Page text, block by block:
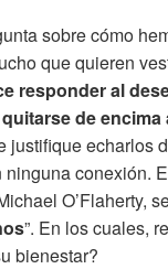
sobre cómo
que quieren
responder al
de
justifique echarlos
conexión.
O’Flaherty,
”. En los cuales,
bienestar?